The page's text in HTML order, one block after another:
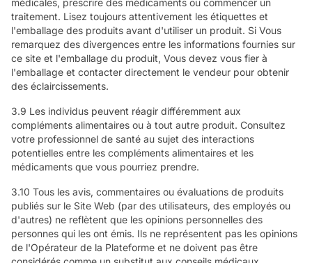
médicales, prescrire des médicaments ou commencer un
traitement. Lisez toujours attentivement les étiquettes et
l'emballage des produits avant d'utiliser un produit. Si Vous
remarquez des divergences entre les informations fournies sur
ce site et l'emballage du produit, Vous devez vous fier à
l'emballage et contacter directement le vendeur pour obtenir
des éclaircissements.
3.9 Les individus peuvent réagir différemment aux
compléments alimentaires ou à tout autre produit. Consultez
votre professionnel de santé au sujet des interactions
potentielles entre les compléments alimentaires et les
médicaments que vous pourriez prendre.
3.10 Tous les avis, commentaires ou évaluations de produits
publiés sur le Site Web (par des utilisateurs, des employés ou
d'autres) ne reflètent que les opinions personnelles des
personnes qui les ont émis. Ils ne représentent pas les opinions
de l'Opérateur de la Plateforme et ne doivent pas être